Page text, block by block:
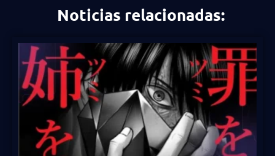
Noticias relacionadas: